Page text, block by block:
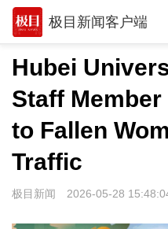
极目新闻客户端
推荐
观点
时政
湖北
武汉
世相
Hubei
Staff
to Fallen
Traffic
极目新闻 2026-05-28